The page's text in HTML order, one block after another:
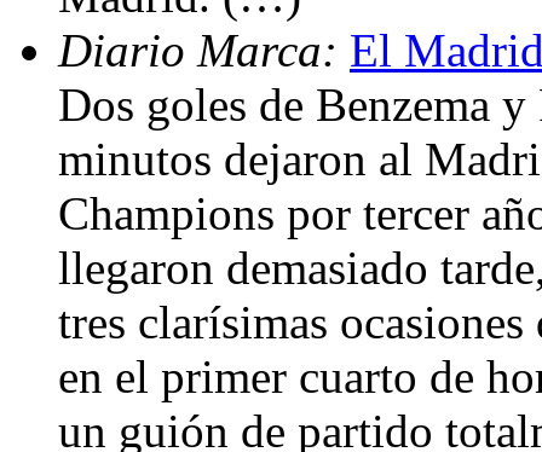
Diario Marca: El
Dos goles de Benzema
minutos dejaron al
Champions por tercer
llegaron demasiado
tres clarísimas
en el primer cuarto de
un guión de partido